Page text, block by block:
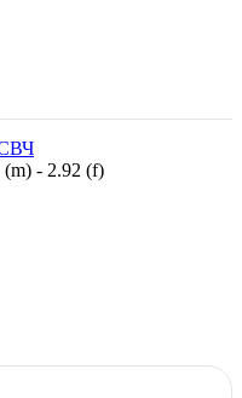
- 2.92 (f)